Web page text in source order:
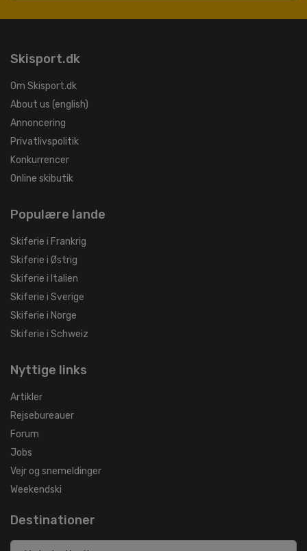
Skisport.dk
Om Skisport.dk
About us (english)
Annoncering
Privatlivspolitik
Konkurrencer
Online skibutik
Populære lande
Skiferie i Frankrig
Skiferie i Østrig
Skiferie i Italien
Skiferie i Sverige
Skiferie i Norge
Skiferie i Schweiz
Nyttige links
Artikler
Rejsebureauer
Forum
Jobs
Vejr og snemeldinger
Weekendski
Destinationer